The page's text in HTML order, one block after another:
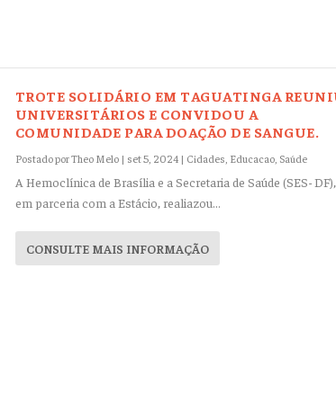
TROTE SOLIDÁRIO EM TAGUATINGA
UNIVERSITÁRIOS E CONVIDOU A
COMUNIDADE PARA DOAÇÃO DE SANGUE.
Postado porTheo Melo| set 5, 2024| Cidades, Educacao, Saúde
A Hemoclínica de Brasília e a Secretaria de Saúde (SES- DF),
em parceria com a Estácio, realiazou...
CONSULTE MAIS INFORMAÇÃO